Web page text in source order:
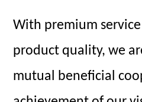
With premium
product quality, we
mutual beneficial